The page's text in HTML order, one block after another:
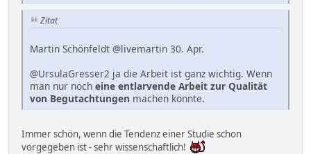
Zitat
Martin Schönfeldt ‏@livemartin 30. Apr.
@UrsulaGresser2 ja die Arbeit ist ganz wichtig. Wenn
man nur noch eine entlarvende Arbeit zur Qualität
von Begutachtungen machen könnte.
Immer schön, wenn die Tendenz einer Studie schon
vorgegeben ist - sehr wissenschaftlich!